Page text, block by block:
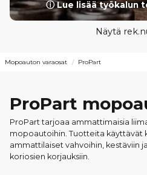
ⓘ Lue lisää työkalun
Näytä
Mopoauton varaosat ProPart
ProPart
ProPart tarjoaa ammattimaisia
mopoautoihin. Tuotteita käyttävät
ammattilaiset vahvoihin, kestäviin
koriosien korjauksiin.